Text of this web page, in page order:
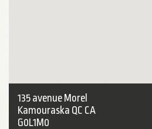
135 avenue Morel
Kamouraska QC CA
G0L1M0